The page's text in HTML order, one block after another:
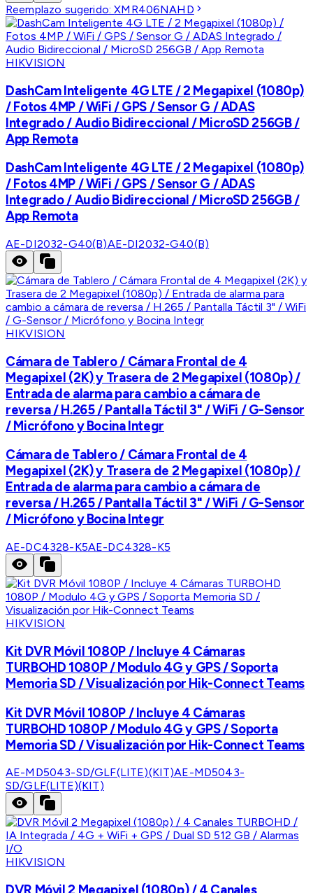
Reemplazo sugerido:XMR406NAHD
HIKVISION
DashCam Inteligente 4G LTE / 2 Megapixel (1080p)
/ Fotos 4MP / WiFi / GPS / Sensor G / ADAS
Integrado / Audio Bidireccional / MicroSD 256GB /
App Remota
DashCam Inteligente 4G LTE / 2 Megapixel (1080p)
/ Fotos 4MP / WiFi / GPS / Sensor G / ADAS
Integrado / Audio Bidireccional / MicroSD 256GB /
App Remota
AE-DI2032-G40(B)AE-DI2032-G40(B)
HIKVISION
Cámara de Tablero / Cámara Frontal de 4
Megapixel (2K) y Trasera de 2 Megapixel (1080p) /
Entrada de alarma para cambio a cámara de
reversa / H.265 / Pantalla Táctil 3" / WiFi / G-Sensor
/ Micrófono y Bocina Integr
Cámara de Tablero / Cámara Frontal de 4
Megapixel (2K) y Trasera de 2 Megapixel (1080p) /
Entrada de alarma para cambio a cámara de
reversa / H.265 / Pantalla Táctil 3" / WiFi / G-Sensor
/ Micrófono y Bocina Integr
AE-DC4328-K5AE-DC4328-K5
HIKVISION
Kit DVR Móvil 1080P / Incluye 4 Cámaras
TURBOHD 1080P / Modulo 4G y GPS / Soporta
Memoria SD / Visualización por Hik-Connect Teams
Kit DVR Móvil 1080P / Incluye 4 Cámaras
TURBOHD 1080P / Modulo 4G y GPS / Soporta
Memoria SD / Visualización por Hik-Connect Teams
AE-MD5043-SD/GLF(LITE)(KIT)AE-MD5043-
SD/GLF(LITE)(KIT)
HIKVISION